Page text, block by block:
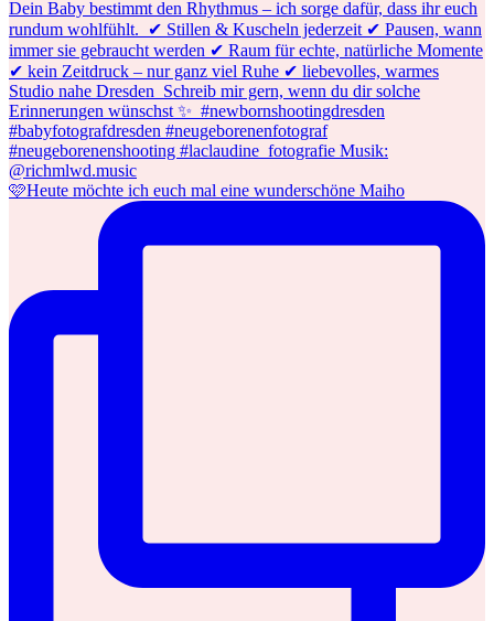
🩷Heute möchte ich euch mal eine wunderschöne Maiho